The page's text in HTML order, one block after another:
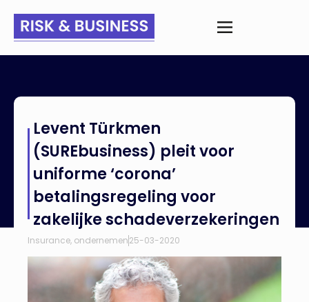
uniforme ‘corona’ betalingsregeling voor zakelijke
schadeverzekeringen
Levent Türkmen
(SUREbusiness) pleit voor
uniforme ‘corona’
betalingsregeling voor
zakelijke schadeverzekeringen
Insurance, ondernemen25-03-2020